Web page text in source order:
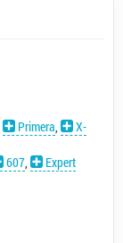
Primera,
X-
607,
Expert